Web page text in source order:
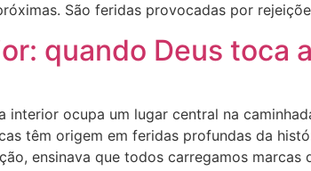
São feridas provocadas por
quando Deus toca
interior ocupa um lugar central na
têm origem em feridas profundas da
ensinava que todos carregamos